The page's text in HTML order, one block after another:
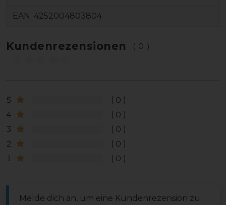
EAN: 4252004803804
Kundenrezensionen (0)
5
0
4
0
3
0
2
0
1
0
Melde dich an, um eine Kundenrezension zu